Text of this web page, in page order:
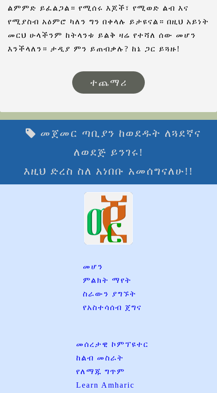
ልምምድ ይፈልጋል። የሚሰሩ እጆች፣ የሚወድ ልብ እና
የሚያስብ አዕምሮ ካለን ግን በቀላሉ ይታዩናል። በዚህ አይነት
መርህ ሁላችንም ከትላንቱ ይልቅ ዛሬ የተሻለ ሰው መሆን
እንችላለን። ታዲያ ምን ይጠብቃሉ? ከኔ ጋር ይጓዙ!
ተጨማሪ
መጀመር ጣቢያን ከወደዱት ለጓደኛና
ለወደጅ ይንገሩ!
እዚህ ድረስ ስለ አነበቡ አመሰግናለሁ!!
መሆን
ምልክት ማየት
ስራውን ያግኙት
የአስተሳሰብ ጀግና
መሰረታዊ ኮምፕዩተር
ከልብ መስራት
የለማጁ ግጥም
Learn Amharic